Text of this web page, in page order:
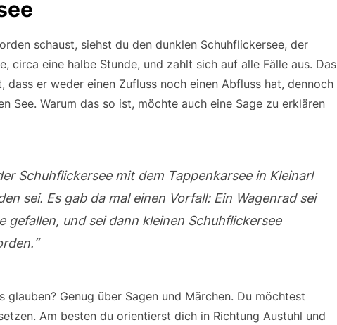
schaust, siehst du den dunklen Schuhflickersee, der
circa eine halbe Stunde, und zahlt sich auf alle Fälle aus. Das
dass er weder einen Zufluss noch einen Abfluss hat, dennoch
See. Warum das so ist, möchte auch eine Sage zu erklären
Schuhflickersee mit dem Tappenkarsee in Kleinarl
sei. Es gab da mal einen Vorfall: Ein Wagenrad sei
gefallen, und sei dann kleinen Schuhflickersee
glauben? Genug über Sagen und Märchen. Du möchtest
Am besten du orientierst dich in Richtung Austuhl und